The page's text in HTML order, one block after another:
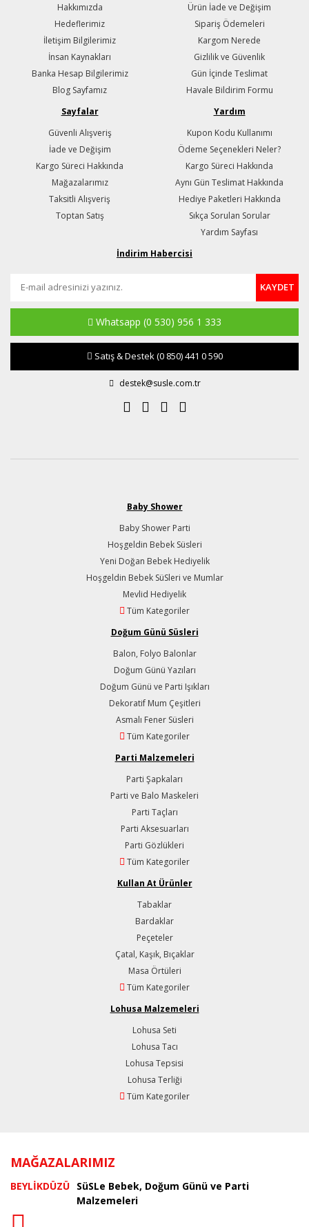
Hakkımızda
Hedeflerimiz
İletişim Bilgilerimiz
İnsan Kaynakları
Banka Hesap Bilgilerimiz
Blog Sayfamız
Ürün İade ve Değişim
Sipariş Ödemeleri
Kargom Nerede
Gizlilik ve Güvenlik
Gün İçinde Teslimat
Havale Bildirim Formu
Sayfalar
Güvenli Alışveriş
İade ve Değişim
Kargo Süreci Hakkında
Mağazalarımız
Taksitli Alışveriş
Toptan Satış
Yardım
Kupon Kodu Kullanımı
Ödeme Seçenekleri Neler?
Kargo Süreci Hakkında
Aynı Gün Teslimat Hakkında
Hediye Paketleri Hakkında
Sıkça Sorulan Sorular
Yardım Sayfası
İndirim Habercisi
KAYDET
Whatsapp (0 530) 956 1 333
Satış & Destek(0 850) 441 0 590
destek@susle.com.tr
Baby Shower
Baby Shower Parti
Hoşgeldin Bebek Süsleri
Yeni Doğan Bebek Hediyelik
Hoşgeldin Bebek SüSleri ve Mumlar
Mevlid Hediyelik
Tüm Kategoriler
Doğum Günü Süsleri
Balon, Folyo Balonlar
Doğum Günü Yazıları
Doğum Günü ve Parti Işıkları
Dekoratif Mum Çeşitleri
Asmalı Fener Süsleri
Tüm Kategoriler
Parti Malzemeleri
Parti Şapkaları
Parti ve Balo Maskeleri
Parti Taçları
Parti Aksesuarları
Parti Gözlükleri
Tüm Kategoriler
Kullan At Ürünler
Tabaklar
Bardaklar
Peçeteler
Çatal, Kaşık, Bıçaklar
Masa Örtüleri
Tüm Kategoriler
Lohusa Malzemeleri
Lohusa Seti
Lohusa Tacı
Lohusa Tepsisi
Lohusa Terliği
Tüm Kategoriler
MAĞAZALARIMIZ
BEYLİKDÜZÜ SüSLe Bebek, Doğum Günü ve Parti
Malzemeleri